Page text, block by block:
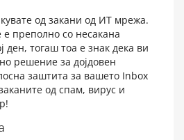
од закани од ИТ мрежа.
преполно со несакана
ден, тогаш тоа е знак дека ви
решение за дојдовен
заштита за вашето Inbox
од спам, вирус и